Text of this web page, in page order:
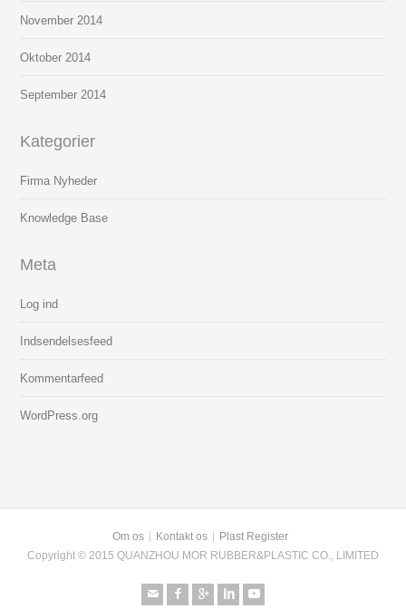
November 2014
Oktober 2014
September 2014
Kategorier
Firma Nyheder
Knowledge Base
Meta
Log ind
Indsendelsesfeed
Kommentarfeed
WordPress.org
Om os Kontakt os
Plast Register
Copyright © 2015 QUANZHOU MOR RUBBER&PLASTIC CO., LIMITED